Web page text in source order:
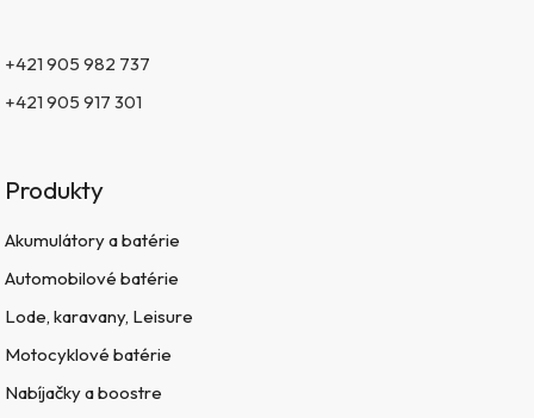
+421 905 982 737
+421 905 917 301
Produkty
Akumulátory a batérie
Automobilové batérie
Lode, karavany, Leisure
Motocyklové batérie
Nabíjačky a boostre